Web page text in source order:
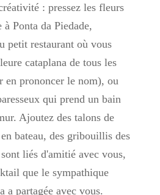
: pressez les fleurs
Ponta da Piedade,
petit restaurant où vous
cataplana de tous les
en prononcer le nom), ou
qui prend un bain
Ajoutez des talons de
bateau, des gribouillis des
liés d'amitié avec vous,
que le sympathique
a partagée avec vous.